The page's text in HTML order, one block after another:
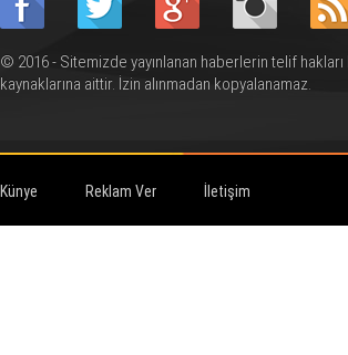
© 2016 - Sitemizde yayınlanan haberlerin telif
kaynaklarına aittir. İzin alınmadan kopyalanamaz.
Künye Reklam Ver İletişim